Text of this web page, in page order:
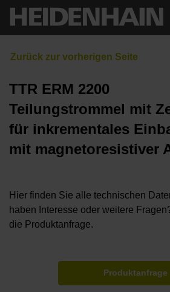
TTR ERM 2200
Teilungstrommel mit
für inkrementales
mit magnetoresistiver
Hier finden Sie alle technischen
haben Interesse oder weitere
die Produktanfrage.
Produktanfrage